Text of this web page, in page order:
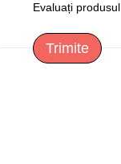
Evaluați produsul
Trimite